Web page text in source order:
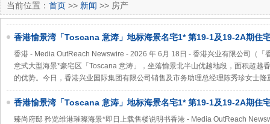
当前位置： 首页 >> 新闻 >> 房产
香港愉景湾「Toscana 意涛」地标海景名宅1* 第19-1及19-2A期住
TOSCANA 满‧意」及「ONE TOSCANA 2 满‧意2期」 臻尚府邸 矜览
香港 - Media OutReach Newswire - 2026 年 6月 18日 - 香港兴业有限公司（「
意式大型海景*豪宅区「Toscana 意涛」，坐落愉景北半山优越地段，面积超越
的优势。今日，香港兴业国际集团有限公司销售及市务助理总经理陈秀珍女士隆
香港愉景湾「Toscana 意涛」地标海景名宅1* 第19-1及19-2A期住
TOSCANA 满‧意」及「ONE TOSCANA 2 满‧意2期」
臻尚府邸 矜览维港璀璨海景*即日上载售楼说明书香港 - Media OutReach